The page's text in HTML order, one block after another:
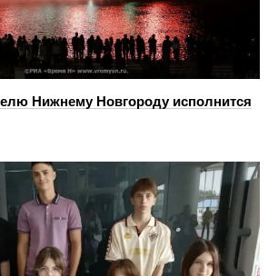
Нижнему Новгороду исполнится